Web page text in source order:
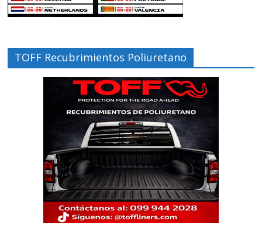
TOFF Recubrimientos Poliuretano